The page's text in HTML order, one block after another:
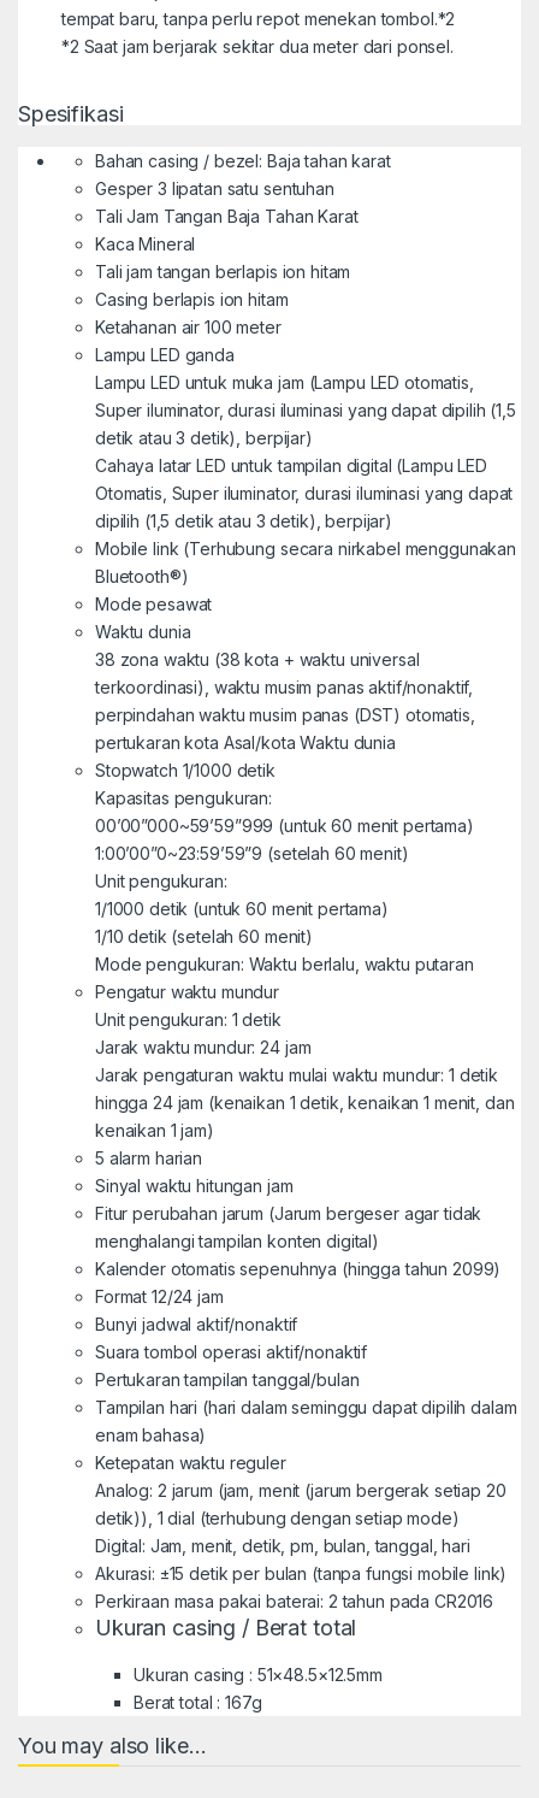
tempat baru, tanpa perlu repot menekan tombol.*2
*2 Saat jam berjarak sekitar dua meter dari ponsel.
Spesifikasi
Bahan casing / bezel: Baja tahan karat
Gesper 3 lipatan satu sentuhan
Tali Jam Tangan Baja Tahan Karat
Kaca Mineral
Tali jam tangan berlapis ion hitam
Casing berlapis ion hitam
Ketahanan air 100 meter
Lampu LED ganda
Lampu LED untuk muka jam (Lampu LED otomatis,
Super iluminator, durasi iluminasi yang dapat dipilih (1,5
detik atau 3 detik), berpijar)
Cahaya latar LED untuk tampilan digital (Lampu LED
Otomatis, Super iluminator, durasi iluminasi yang dapat
dipilih (1,5 detik atau 3 detik), berpijar)
Mobile link (Terhubung secara nirkabel menggunakan
Bluetooth®)
Mode pesawat
Waktu dunia
38 zona waktu (38 kota + waktu universal
terkoordinasi), waktu musim panas aktif/nonaktif,
perpindahan waktu musim panas (DST) otomatis,
pertukaran kota Asal/kota Waktu dunia
Stopwatch 1/1000 detik
Kapasitas pengukuran:
00’00”000~59’59”999 (untuk 60 menit pertama)
1:00’00”0~23:59’59”9 (setelah 60 menit)
Unit pengukuran:
1/1000 detik (untuk 60 menit pertama)
1/10 detik (setelah 60 menit)
Mode pengukuran: Waktu berlalu, waktu putaran
Pengatur waktu mundur
Unit pengukuran: 1 detik
Jarak waktu mundur: 24 jam
Jarak pengaturan waktu mulai waktu mundur: 1 detik
hingga 24 jam (kenaikan 1 detik, kenaikan 1 menit, dan
kenaikan 1 jam)
5 alarm harian
Sinyal waktu hitungan jam
Fitur perubahan jarum (Jarum bergeser agar tidak
menghalangi tampilan konten digital)
Kalender otomatis sepenuhnya (hingga tahun 2099)
Format 12/24 jam
Bunyi jadwal aktif/nonaktif
Suara tombol operasi aktif/nonaktif
Pertukaran tampilan tanggal/bulan
Tampilan hari (hari dalam seminggu dapat dipilih dalam
enam bahasa)
Ketepatan waktu reguler
Analog: 2 jarum (jam, menit (jarum bergerak setiap 20
detik)), 1 dial (terhubung dengan setiap mode)
Digital: Jam, menit, detik, pm, bulan, tanggal, hari
Akurasi: ±15 detik per bulan (tanpa fungsi mobile link)
Perkiraan masa pakai baterai: 2 tahun pada CR2016
Ukuran casing / Berat total
Ukuran casing : 51×48.5×12.5mm
Berat total : 167g
You may also like…